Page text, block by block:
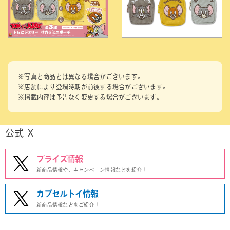
※写真と商品とは異なる場合がございます。
※店舗により登場時期が前後する場合がございます。
※掲載内容は予告なく変更する場合がございます。
公式 X
プライズ情報
新商品情報や、キャンペーン情報などを紹介！
カプセルトイ情報
新商品情報などをご紹介！